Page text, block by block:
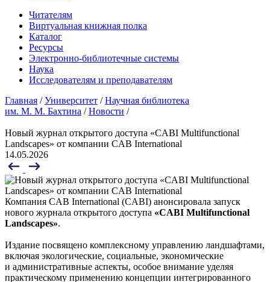
Читателям
Виртуальная книжная полка
Каталог
Ресурсы
Электронно-библиотечные системы
Наука
Исследователям и преподавателям
Главная /Университет /Научная библиотека
им. М. М. Бахтина /Новости /
Новый журнал открытого доступа «CABI Multifunctional
Landscapes» от компании CAB International
14.05.2026
Компания CAB International (CABI) анонсировала запуск
нового журнала открытого доступа «CABI Multifunctional
Landscapes».
Издание посвящено комплексному управлению ландшафтами,
включая экологические, социальные, экономические
и административные аспекты, особое внимание уделяя
практическому применению концепции интегрированного